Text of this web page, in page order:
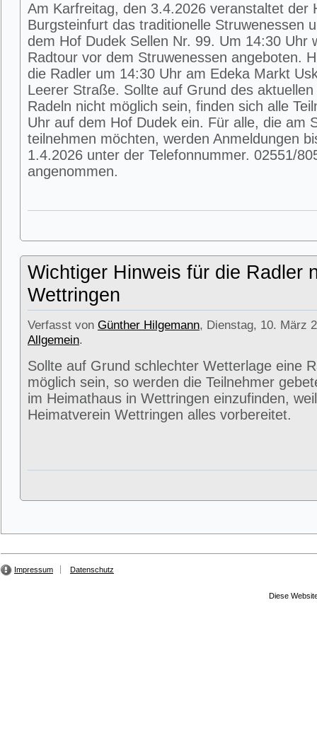
Am Karfreitag, den 3.4.2026 veranstaltet der
Burgsteinfurt das traditionelle Struwenessen
dem Hof Dudek Sellen Nr. 99. Um 14:30 Uhr
Radtour vor dem Struwenessen angeboten.
die Radler um 14:30 Uhr am Edeka Markt
Leerer Straße. Sollte auf Grund des
Radeln nicht möglich sein, finden sich alle
Uhr auf dem Hof Dudek ein. Für alle, die am
teilnehmen möchten, werden Anmeldungen
1.4.2026 unter der Telefonnummer. 02551/
angenommen.
Wichtiger Hinweis für die Radler
Wettringen
Verfasst von Günther Hilgemann, Dienstag, 10. März
Allgemein.
Sollte auf Grund schlechter Wetterlage eine
möglich sein, so werden die Teilnehmer
im Heimathaus in Wettringen einzufinden,
Heimatverein Wettringen alles vorbereitet.
Impressum Datenschutz
Diese